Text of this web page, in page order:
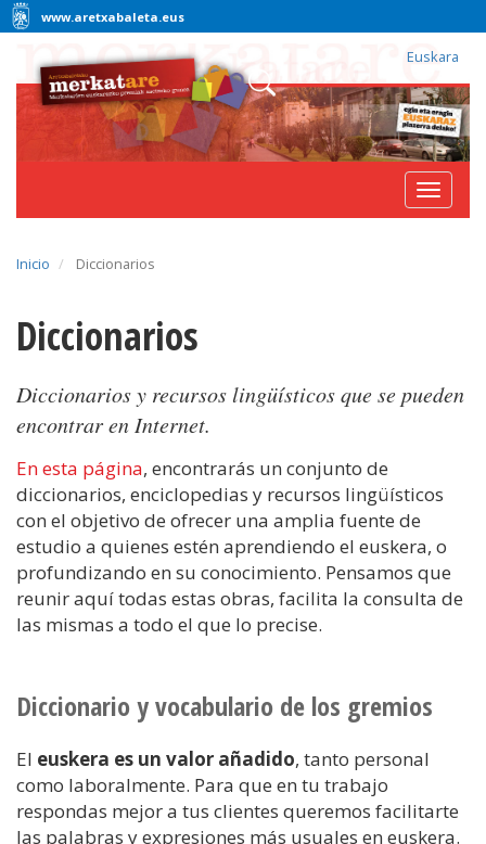
www.aretxabaleta.eus
Euskara
Toggle
Inicio Diccionarios
Diccionarios
Diccionarios y recursos lingüísticos que se pueden
encontrar en Internet.
En esta página, encontrarás un conjunto de
diccionarios, enciclopedias y recursos lingüísticos
con el objetivo de ofrecer una amplia fuente de
estudio a quienes estén aprendiendo el euskera, o
profundizando en su conocimiento. Pensamos que
reunir aquí todas estas obras, facilita la consulta de
las mismas a todo el que lo precise.
Diccionario y vocabulario de los gremios
El euskera es un valor añadido, tanto personal
como laboralmente. Para que en tu trabajo
respondas mejor a tus clientes queremos facilitarte
las palabras y expresiones más usuales en euskera.